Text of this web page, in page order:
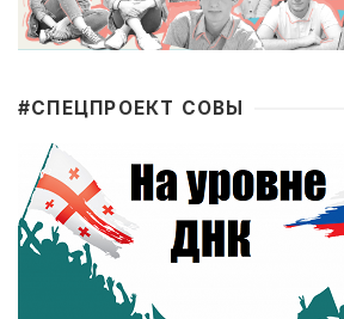
#CПЕЦПРОЕКТ СОВЫ